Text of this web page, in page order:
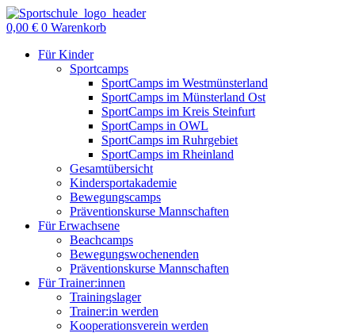
Zum
Inhalt
0,00 € 0 Warenkorb
Für Kinder
Sportcamps
SportCamps im Westmünsterland
SportCamps im Münsterland Ost
SportCamps im Kreis Steinfurt
SportCamps in OWL
SportCamps im Ruhrgebiet
SportCamps im Rheinland
Gesamtübersicht
Kindersportakademie
Bewegungscamps
Präventionskurse Mannschaften
Für Erwachsene
Beachcamps
Bewegungswochenenden
Präventionskurse Mannschaften
Für Trainer:innen
Trainingslager
Trainer:in werden
Kooperationsverein werden